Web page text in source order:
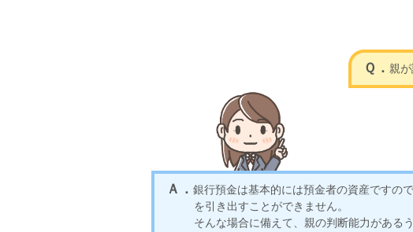
Ｑ． 親
Ａ． 銀行預金は基本的には預金者の資産ですの
を引き出すことができません。
そんな場合に備えて、親の判断能力がある